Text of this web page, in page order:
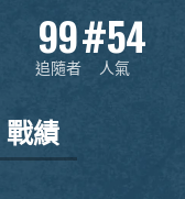
99
追隨者
#54
人氣
戰績